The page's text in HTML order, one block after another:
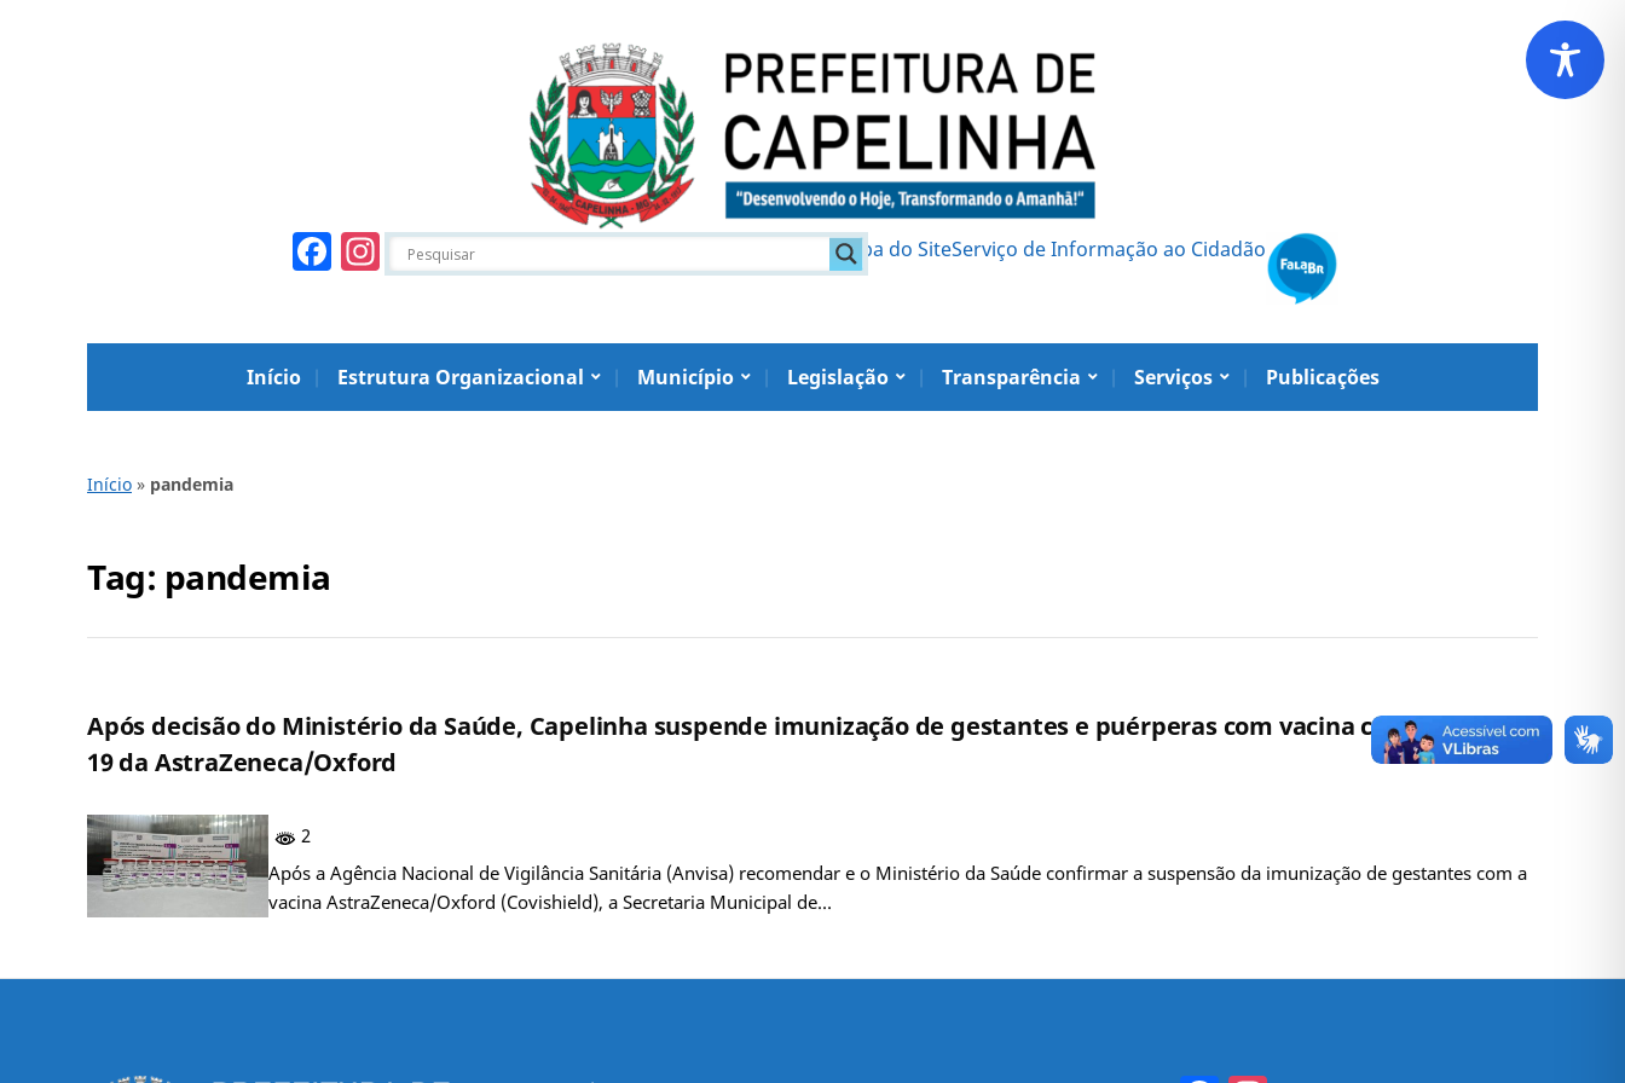
Facebook
Instagram Mapa do SiteServiço de Informação ao Cidadão
Início Estrutura Organizacional Município Legislação Transparência Serviços Publicações
Início » pandemia
Tag: pandemia
Após decisão do Ministério da Saúde, Capelinha suspende imunização de gestantes e puérperas com vacina contra Covid-
19 da AstraZeneca/Oxford
2
Após a Agência Nacional de Vigilância Sanitária (Anvisa) recomendar e o Ministério da Saúde confirmar a suspensão da imunização de gestantes com a
vacina AstraZeneca/Oxford (Covishield), a Secretaria Municipal de…